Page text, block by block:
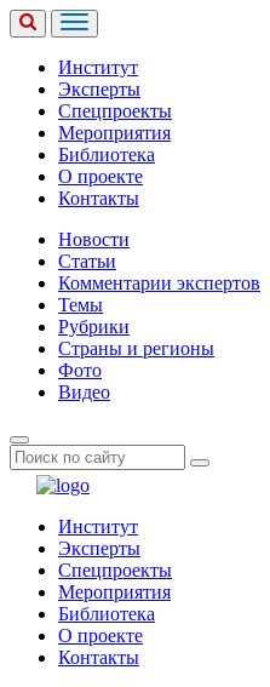
Институт
Эксперты
Спецпроекты
Мероприятия
Библиотека
О проекте
Контакты
Новости
Статьи
Комментарии экспертов
Темы
Рубрики
Страны и регионы
Фото
Видео
Институт
Эксперты
Спецпроекты
Мероприятия
Библиотека
О проекте
Контакты